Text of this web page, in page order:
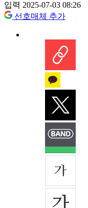
입력 2025-07-03 08:26
선호매체 추가